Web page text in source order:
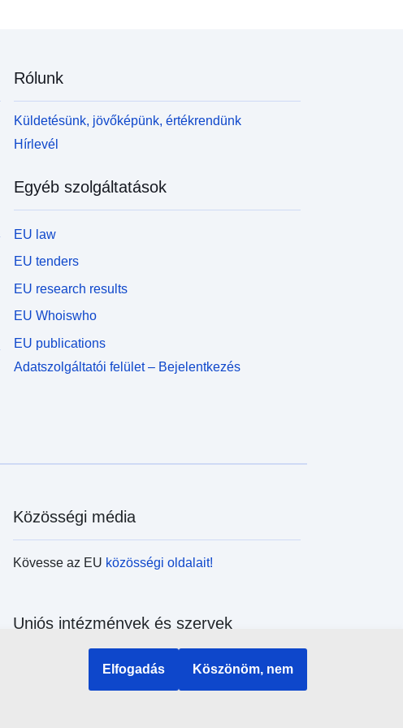
Rólunk
Küldetésünk, jövőképünk, értékrendünk
Hírlevél
Egyéb szolgáltatások
EU law
EU tenders
EU research results
EU Whoiswho
EU publications
Adatszolgáltatói felület – Bejelentkezés
Közösségi média
Kövesse az EU közösségi oldalait!
Uniós intézmények és szervek
Keresés az uniós intézmények és szervek
Elfogadás Köszönöm, nem